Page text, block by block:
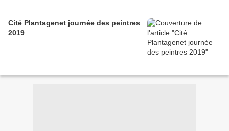
Cité Plantagenet journée des peintres
2019